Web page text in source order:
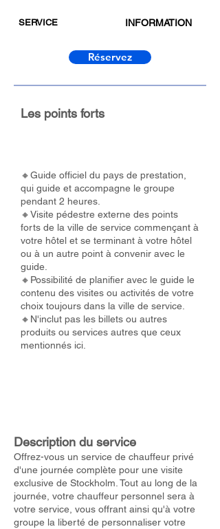
SERVICE INFORMATION
Réservez
Les points forts
🔸Guide officiel du pays de prestation,
qui guide et accompagne le groupe
pendant 2 heures.
🔸Visite pédestre externe des points
forts de la ville de service commençant à
votre hôtel et se terminant à votre hôtel
ou à un autre point à convenir avec le
guide.
🔸Possibilité de planifier avec le guide le
contenu des visites ou activités de votre
choix toujours dans la ville de service.
🔸N'inclut pas les billets ou autres
produits ou services autres que ceux
mentionnés ici.
Description du service
Offrez-vous un service de chauffeur privé
d'une journée complète pour une visite
exclusive de Stockholm. Tout au long de la
journée, votre chauffeur personnel sera à
votre service, vous offrant ainsi qu'à votre
groupe la liberté de personnaliser votre